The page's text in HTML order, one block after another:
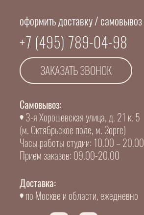
оформить доставку / самовывоз
+7 (495) 789-04-98
ЗАКАЗАТЬ ЗВОНОК
Самовывоз:
3-я Хорошевская улица, д. 21 к. 5
(м. Октябрьское поле, м. Зорге)
Часы работы студии: 10.00 – 20.00
Прием заказов: 09.00-20.00
Доставка:
по Москве и области, ежедневно